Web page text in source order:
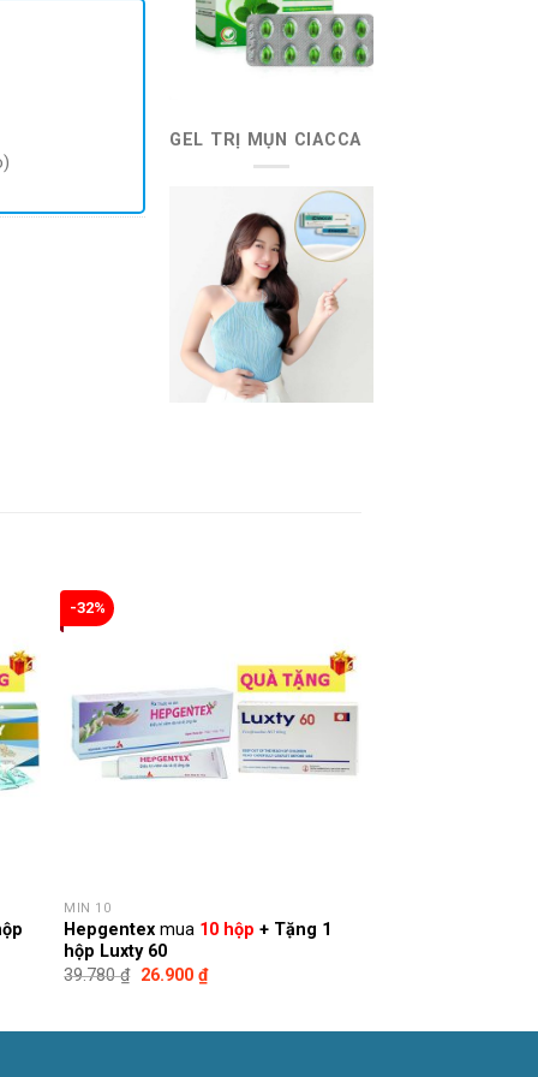
GEL TRỊ MỤN CIACCA
-32%
MIN 10
Hepgentex mua 10 hộp + Tặng 1
hộp Luxty 60
39.780₫ Giá
26.900 ₫Giá
hiện